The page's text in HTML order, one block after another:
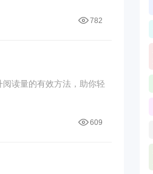
782
读量的有效方法，助你轻
609